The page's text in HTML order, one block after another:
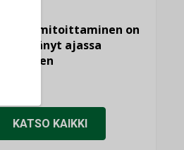
viemärimitoittaminen on
jämähtänyt ajassa
paikalleen
KATSO KAIKKI